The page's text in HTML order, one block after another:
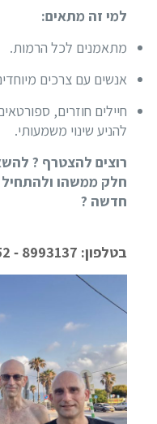
למי זה מתאים:
מתאמנים לכל הרמות.
אנשים עם צרכים
חיילים חוזרים,
להניע שינוי משמעותי.
רוצים להצטרף ?
חלק ממשהו ולהתחיל
חדשה ?
בטלפון: 8993137 ‑ 052